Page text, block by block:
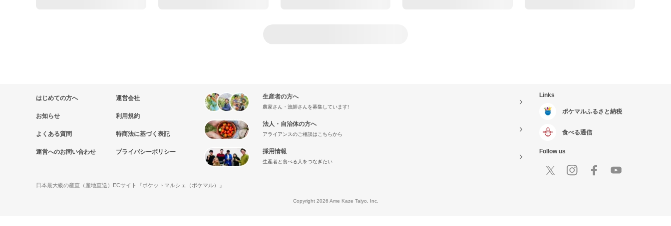
はじめての方へ
お知らせ
よくある質問
運営へのお問い合わせ
運営会社
利用規約
特商法に基づく表記
プライバシーポリシー
生産者の方へ
農家さん・漁師さんを募集しています!
法人・自治体の方へ
アライアンスのご相談はこちらから
採用情報
生産者と食べる人をつなぎたい
Links
ポケマルふるさと納税
食べる通信
Follow us
日本最大級の産直（産地直送）ECサイト『ポケットマルシェ（ポケマル）』
Copyright 2026 Ame Kaze Taiyo, Inc.